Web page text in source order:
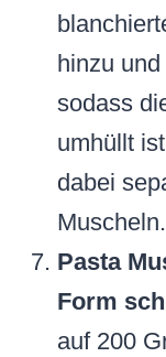
hinzu
sodass
umhüllt
dabei
Muscheln.
Pasta
Form
auf 200